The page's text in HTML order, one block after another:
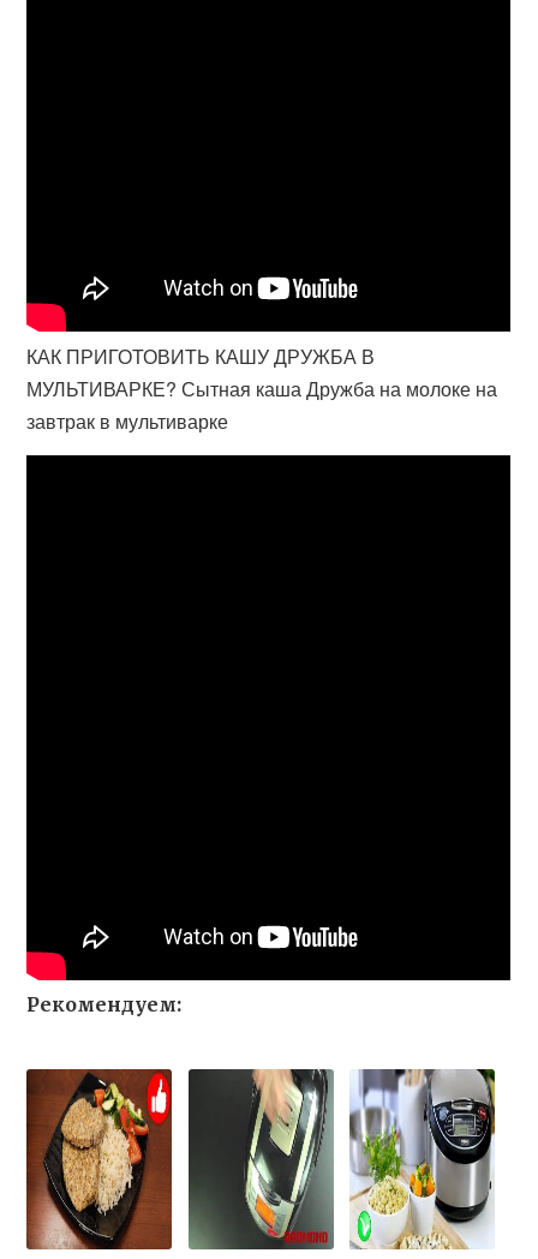
КАК ПРИГОТОВИТЬ КАШУ ДРУЖБА В
МУЛЬТИВАРКЕ? Сытная каша Дружба на молоке на
завтрак в мультиварке
Рекомендуем: